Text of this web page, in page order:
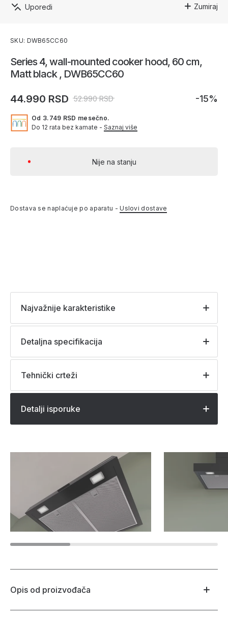
Zumiraj
Uporedi
Series 4, wall-mounted cooker hood, 60 cm,
Matt black , DWB65CC60
44.990 RSD 52.990 RSD -15%
Od 3.749 RSD mesečno.
Do 12 rata bez kamate - Saznaj više
Nije na stanju
Dostava se naplaćuje po aparatu -Uslovi dostave
SKU: DWB65CC60
Najvažnije karakteristike
Detaljna specifikacija
Tehnički crteži
Detalji isporuke
Opis od proizvođača